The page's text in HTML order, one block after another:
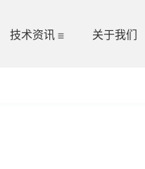
技术资讯 关于我们